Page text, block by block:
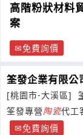
高階粉狀材料
案
免費詢價
筌發企業有限公
[桃園市-大溪區]
筌發專營陶瓷代工
料 免費詢價